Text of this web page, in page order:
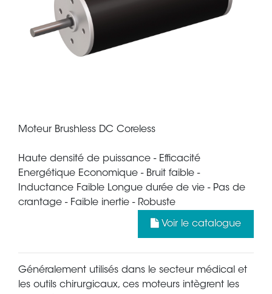
Moteur Brushless DC Coreless
Haute densité de puissance - Efficacité
Energétique Economique - Bruit faible -
Inductance Faible Longue durée de vie - Pas de
crantage - Faible inertie - Robuste
Voir le catalogue
Généralement utilisés dans le secteur médical et
les outils chirurgicaux, ces moteurs intègrent les